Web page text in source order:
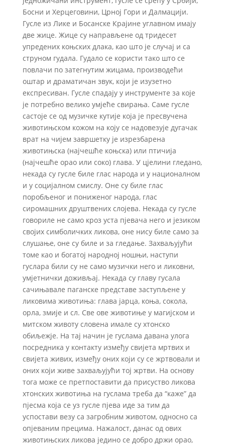
Босни и Херцеговини, Црној Гори и Далмацији.
Гусле из Лике и Босанске Крајине углавном имају
две жице. Жице су направљене од тридесет
упредених коњских длака, као што је случај и са
струном гудала. Гудало се користи тако што се
повлачи по затегнутим жицама, производећи
оштар и драматичан звук, који је изузетно
експресиван. Гусле спадају у инструменте за које
је потребно велико умјеће свирања. Саме гусле
састоје се од музичке кутије која је пресвучена
животињском кожом на коју се надовезује дугачак
врат на чијем завршетку је изрезбарена
животињска (најчешће коњска) или птичија
(најчешће орао или соко) глава. У цјелини гледано,
некада су гусле биле глас народа и у националном
и у социјалном смислу. Оне су биле глас
поробљеног и пониженог народа, глас
сиромашних друштвених слојева. Некада су гусле
говориле не само кроз уста пјевача него и језиком
својих симболичких ликова, оне нису биле само за
слушање, оне су биле и за гледање. Захваљујући
томе као и богатој народној ношњи, наступи
гуслара били су не само музички него и ликовни,
умјетнички доживљај. Некада су главу гусала
сачињавале паганске представе заступљене у
ликовима животиња: глава јарца, коња, сокола,
орла, змије и сл. Све ове животиње у магијском и
митском животу словена имале су хтонско
обиљежје. На тај начин је гуслама давана улога
посредника у контакту између свијета мртвих и
свијета живих, између оних који су се жртвовали и
оних који живе захваљујући тој жртви. На основу
тога може се претпоставити да присуство ликова
хтонских животиња на гуслама треба да “каже” да
пјесма која се уз гусле пјева иде за тим да
успостави везу са загробним животом, односно са
опјеваним прецима. Нажалост, данас од ових
животињских ликова једино се добро држи орао,